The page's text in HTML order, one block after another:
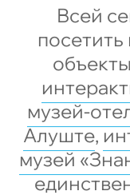
Всей
музей-
Алуште,
музей